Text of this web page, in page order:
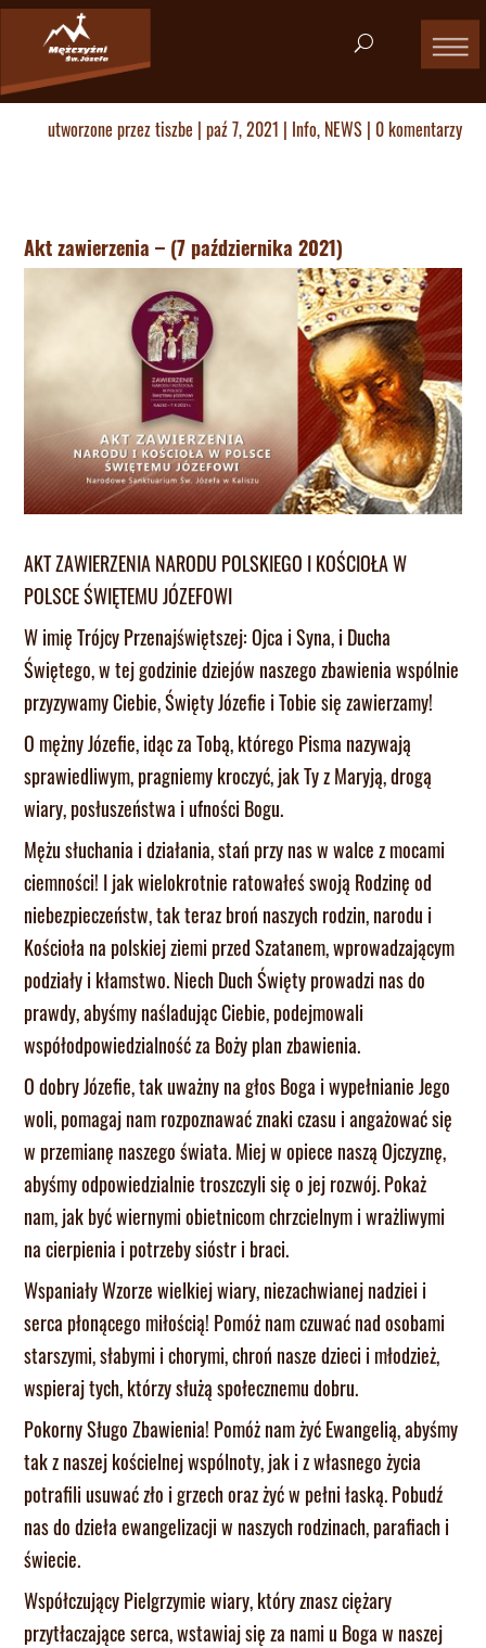
utworzone przeztiszbe | paź 7, 2021 | Info, NEWS| 0 komentarzy
Akt zawierzenia – (7 października 2021)
AKT ZAWIERZENIA NARODU POLSKIEGO I KOŚCIOŁA W
POLSCE ŚWIĘTEMU JÓZEFOWI
W imię Trójcy Przenajświętszej: Ojca i Syna, i Ducha
Świętego, w tej godzinie dziejów naszego zbawienia wspólnie
przyzywamy Ciebie, Święty Józefie i Tobie się zawierzamy!
O mężny Józefie, idąc za Tobą, którego Pisma nazywają
sprawiedliwym, pragniemy kroczyć, jak Ty z Maryją, drogą
wiary, posłuszeństwa i ufności Bogu.
Mężu słuchania i działania, stań przy nas w walce z mocami
ciemności! I jak wielokrotnie ratowałeś swoją Rodzinę od
niebezpieczeństw, tak teraz broń naszych rodzin, narodu i
Kościoła na polskiej ziemi przed Szatanem, wprowadzającym
podziały i kłamstwo. Niech Duch Święty prowadzi nas do
prawdy, abyśmy naśladując Ciebie, podejmowali
współodpowiedzialność za Boży plan zbawienia.
O dobry Józefie, tak uważny na głos Boga i wypełnianie Jego
woli, pomagaj nam rozpoznawać znaki czasu i angażować się
w przemianę naszego świata. Miej w opiece naszą Ojczyznę,
abyśmy odpowiedzialnie troszczyli się o jej rozwój. Pokaż
nam, jak być wiernymi obietnicom chrzcielnym i wrażliwymi
na cierpienia i potrzeby sióstr i braci.
Wspaniały Wzorze wielkiej wiary, niezachwianej nadziei i
serca płonącego miłością! Pomóż nam czuwać nad osobami
starszymi, słabymi i chorymi, chroń nasze dzieci i młodzież,
wspieraj tych, którzy służą społecznemu dobru.
Pokorny Sługo Zbawienia! Pomóż nam żyć Ewangelią, abyśmy
tak z naszej kościelnej wspólnoty, jak i z własnego życia
potrafili usuwać zło i grzech oraz żyć w pełni łaską. Pobudź
nas do dzieła ewangelizacji w naszych rodzinach, parafiach i
świecie.
Współczujący Pielgrzymie wiary, który znasz ciężary
przytłaczające serca, wstawiaj się za nami u Boga w naszej